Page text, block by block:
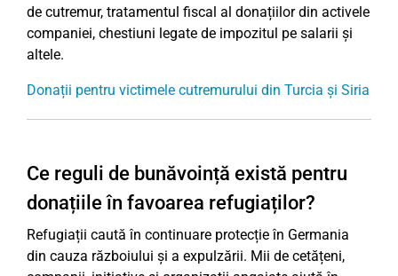
de cutremur, tratamentul fiscal al donațiilor din activele
companiei, chestiuni legate de impozitul pe salarii și
altele.
Donații pentru victimele cutremurului din Turcia și Siria
Ce reguli de bunăvoință există pentru
donațiile în favoarea refugiaților?
Refugiații caută în continuare protecție în Germania
din cauza războiului și a expulzării. Mii de cetățeni,